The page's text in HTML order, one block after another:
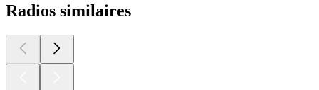
Radios similaires